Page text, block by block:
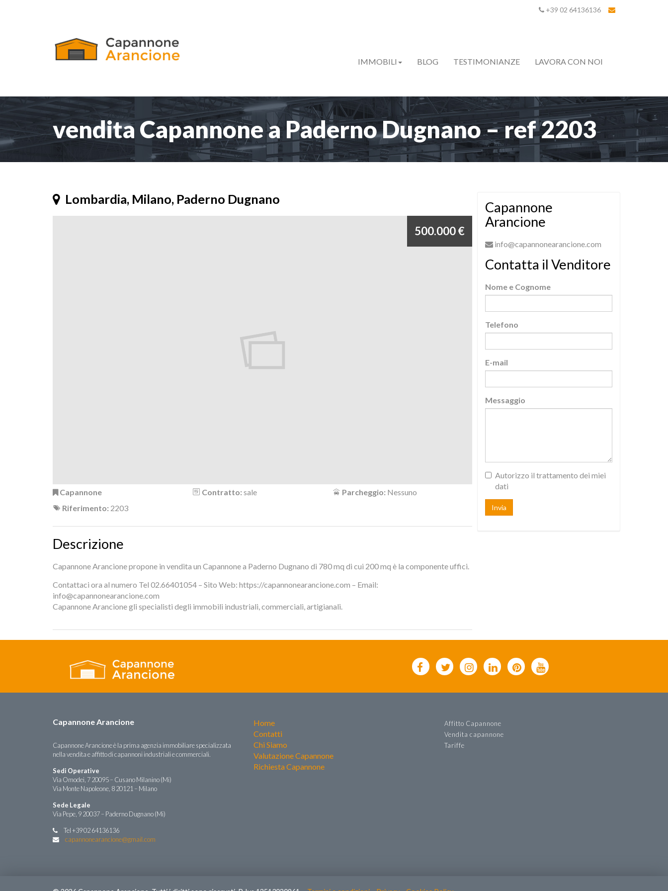
IMMOBILI BLOG TESTIMONIANZE LAVORA CON NOI
+39 02 64136136
vendita Capannone a Paderno Dugnano – ref 2203
Lombardia, Milano, Paderno Dugnano
500.000 €
Capannone Contratto: sale Parcheggio: Nessuno
Riferimento: 2203
Descrizione
Capannone Arancione propone in vendita un Capannone a Paderno Dugnano di 780 mq di cui 200 mq è la componente uffici.
Contattaci ora al numero Tel 02.66401054 – Sito Web: https://capannonearancione.com – Email:
info@capannonearancione.com
Capannone Arancione gli specialisti degli immobili industriali, commerciali, artigianali.
Capannone
Arancione
info@capannonearancione.com
Contatta il Venditore
Nome e Cognome
Telefono
E-mail
Messaggio
Autorizzo il trattamento dei miei
dati
Invia
Capannone Arancione
Capannone Arancione è la prima agenzia immobiliare specializzata
nella vendita e affitto di capannoni industriali e commerciali.
Sedi Operative
Via Omodei, 7 20095 – Cusano Milanino (Mi)
Via Monte Napoleone, 8 20121 – Milano
Sede Legale
Via Pepe, 9 20037 – Paderno Dugnano (Mi)
Tel +39 02 64136136
capannonearancione@gmail.com
Home
Contatti
Chi Siamo
Valutazione Capannone
Richiesta Capannone
Affitto Capannone
Vendita capannone
Tariffe